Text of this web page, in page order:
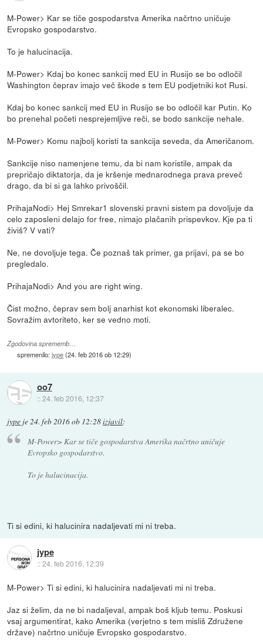
M-Power> Kar se tiče gospodarstva Amerika načrtno uničuje
Evropsko gospodarstvo.
To je halucinacija.
M-Power> Kdaj bo konec sankcij med EU in Rusijo se bo odločil
Washington čeprav imajo več škode s tem EU podjetniki kot Rusi.
Kdaj bo konec sankcij med EU in Rusijo se bo odločil kar Putin. Ko
bo prenehal početi nesprejemljive reči, se bodo sankcije nehale.
M-Power> Komu najbolj koristi ta sankcija seveda, da Američanom.
Sankcije niso namenjene temu, da bi nam koristile, ampak da
prepričajo diktatorja, da je kršenje mednarodnega prava preveč
drago, da bi si ga lahko privoščil.
PrihajaNodi> Hej Smrekar1 slovenski pravni sistem pa dovoljuje da
celo zaposleni delajo for free, nimajo plačanih prispevkov. Kje pa ti
živiš? V vati?
Ne, ne dovoljuje tega. Če poznaš tak primer, ga prijavi, pa se bo
pregledalo.
PrihajaNodi> And you are right wing.
Čist možno, čeprav sem bolj anarhist kot ekonomski liberalec.
Sovražim avtoriteto, ker se vedno moti.
Zgodovina sprememb…
spremenilo:jype(24. feb 2016 ob 12:29)
oo7
::24. feb 2016, 12:37
jype je24. feb 2016 ob 12:28izjavil:
M-Power> Kar se tiče gospodarstva Amerika načrtno uničuje
Evropsko gospodarstvo.
To je halucinacija.
Ti si edini, ki halucinira nadaljevati mi ni treba.
jype
::24. feb 2016, 12:39
M-Power> Ti si edini, ki halucinira nadaljevati mi ni treba.
Jaz si želim, da ne bi nadaljeval, ampak boš kljub temu. Poskusi
vsaj argumentirat, kako Amerika (verjetno s tem misliš Združene
države) načrtno uničuje Evropsko gospodarstvo.